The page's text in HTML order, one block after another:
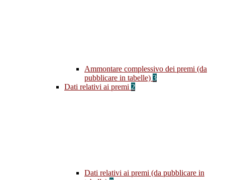
Ammontare complessivo dei premi (da
pubblicare in tabelle) 3
Dati relativi ai premi 2
Dati relativi ai premi (da pubblicare in